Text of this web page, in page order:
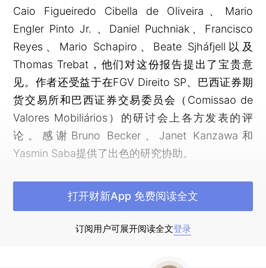
Caio Figueiredo Cibella de Oliveira、Mario
Engler Pinto Jr. 、Daniel Puchniak、Francisco
Reyes、Mario Schapiro、Beate Sjháfjell以及
Thomas Trebat，他们对这份报告提出了宝贵意
见。作者还受益于在FGV Direito SP、巴西证券期
货交易所和巴西证券交易委员会（Comissao de
Valores Mobiliários）的研讨会上各方发表的评
论。感谢Bruno Becker、Janet Kanzawa和
Yasmin Saba提供了出色的研究协助。
引言
国家仍在经营企业。尽管在东欧社会主义经济
崩溃之后，出现了国有企业覆灭的预言，但国有企
企业的市值约占全世界企业总市值的五分之一。
订阅用户可展开阅读全文登录
打开财新App 免费阅读全文